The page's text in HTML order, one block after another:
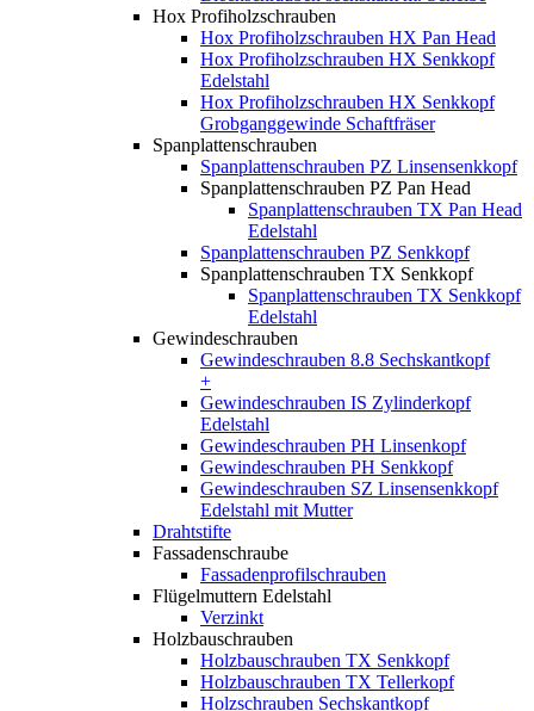
Hox Profiholzschrauben
Hox Profiholzschrauben HX Pan Head
Hox Profiholzschrauben HX Senkkopf
Edelstahl
Hox Profiholzschrauben HX Senkkopf
Grobganggewinde Schaftfräser
Spanplattenschrauben
Spanplattenschrauben PZ Linsensenkkopf
Spanplattenschrauben PZ Pan Head
Spanplattenschrauben TX Pan Head
Edelstahl
Spanplattenschrauben PZ Senkkopf
Spanplattenschrauben TX Senkkopf
Spanplattenschrauben TX Senkkopf
Edelstahl
Gewindeschrauben
Gewindeschrauben 8.8 Sechskantkopf
+
Gewindeschrauben IS Zylinderkopf
Edelstahl
Gewindeschrauben PH Linsenkopf
Gewindeschrauben PH Senkkopf
Gewindeschrauben SZ Linsensenkkopf
Edelstahl mit Mutter
Drahtstifte
Fassadenschraube
Fassadenprofilschrauben
Flügelmuttern Edelstahl
Verzinkt
Holzbauschrauben
Holzbauschrauben TX Senkkopf
Holzbauschrauben TX Tellerkopf
Holzschrauben Sechskantkopf